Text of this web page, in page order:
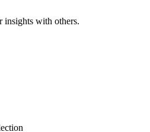
insights with others.